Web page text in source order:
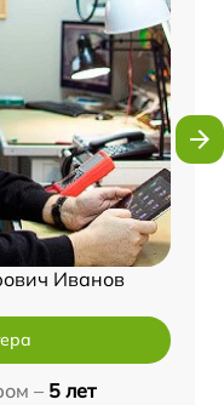
Иванов
– 5 лет